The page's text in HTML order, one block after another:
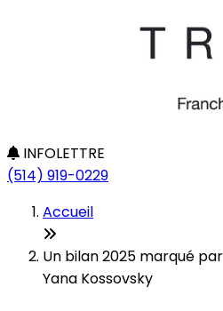
INFOLETTRE
(514) 919-0229
Accueil
Un bilan 2025 marqué
Yana Kossovsky